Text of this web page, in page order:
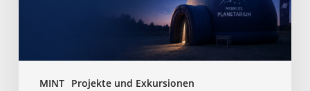
MINT Projekte und Exkursionen